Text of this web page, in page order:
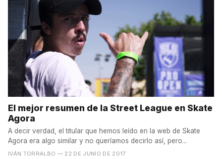
El mejor resumen de la Street League en Skate
Agora
A decir verdad, el titular que hemos leído en la web de Skate
Agora era algo similar y no queríamos decirlo así, pero...
IVÁN TORRALBO — 22 DE JUNIO DE 2017